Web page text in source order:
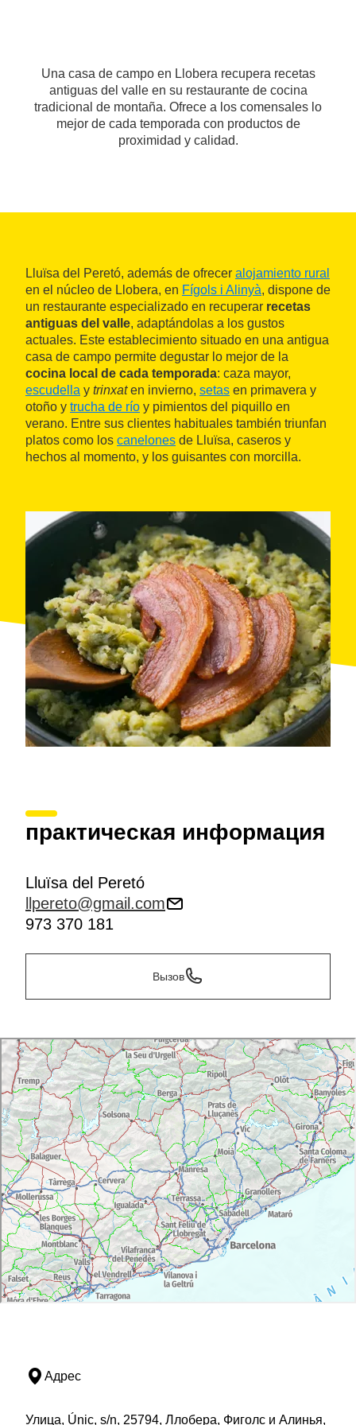
Una casa de campo en Llobera recupera recetas
antiguas del valle en su restaurante de cocina
tradicional de montaña. Ofrece a los comensales lo
mejor de cada temporada con productos de
proximidad y calidad.
Lluïsa del Peretó, además de ofrecer alojamiento rural
en el núcleo de Llobera, en Fígols i Alinyà, dispone de
un restaurante especializado en recuperar recetas
antiguas del valle, adaptándolas a los gustos
actuales. Este establecimiento situado en una antigua
casa de campo permite degustar lo mejor de la
cocina local de cada temporada: caza mayor,
escudella y trinxaten invierno, setas en primavera y
otoño y trucha de río y pimientos del piquillo en
verano. Entre sus clientes habituales también triunfan
platos como los canelones de Lluïsa, caseros y
hechos al momento, y los guisantes con morcilla.
практическая информация
Lluïsa del Peretó
llpereto@gmail.com
973 370 181
Вызов
Адрес
Улица, Únic, s/n, 25794, Ллобера, Фиголс и Алинья,